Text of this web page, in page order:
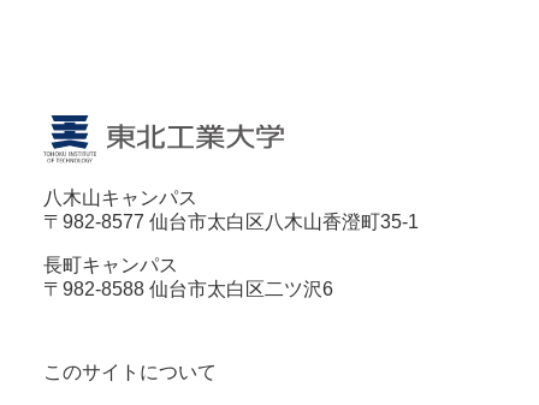
八木山キャンパス
〒982-8577 仙台市太白区八木山香澄町35-1
長町キャンパス
〒982-8588 仙台市太白区二ツ沢6
このサイトについて